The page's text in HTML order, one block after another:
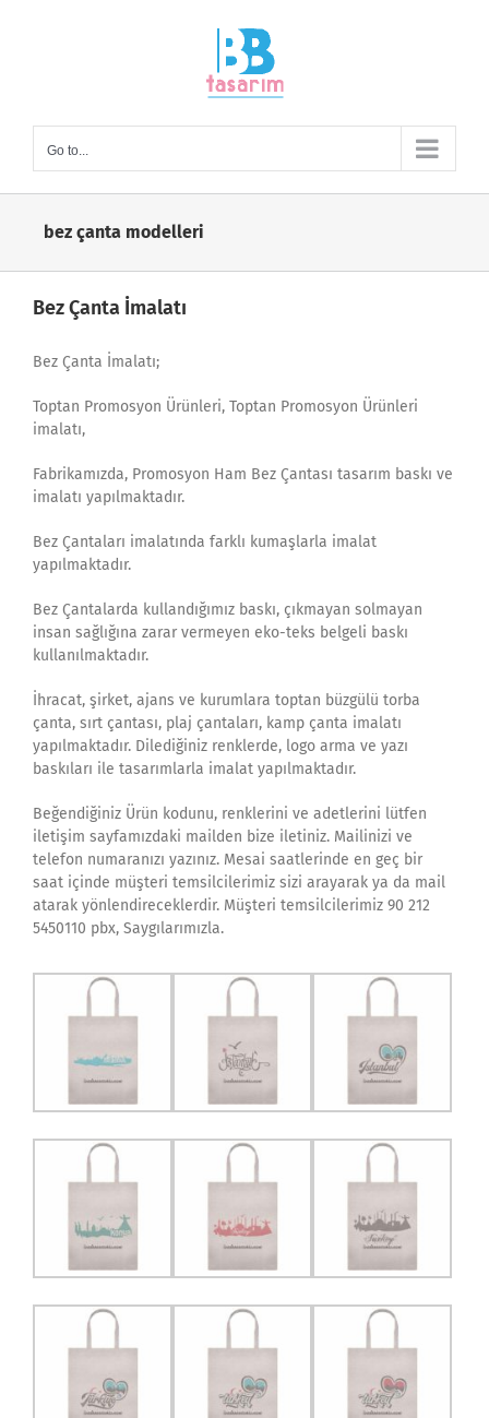
Go to...
bez çanta modelleri
Bez Çanta İmalatı
Bez Çanta İmalatı;
Toptan Promosyon Ürünleri, Toptan Promosyon Ürünleri
imalatı,
Fabrikamızda, Promosyon Ham Bez Çantası tasarım baskı ve
imalatı yapılmaktadır.
Bez Çantaları imalatında farklı kumaşlarla imalat
yapılmaktadır.
Bez Çantalarda kullandığımız baskı, çıkmayan solmayan
insan sağlığına zarar vermeyen eko-teks belgeli baskı
kullanılmaktadır.
İhracat, şirket, ajans ve kurumlara toptan büzgülü torba
çanta, sırt çantası, plaj çantaları, kamp çanta imalatı
yapılmaktadır. Dilediğiniz renklerde, logo arma ve yazı
baskıları ile tasarımlarla imalat yapılmaktadır.
Beğendiğiniz Ürün kodunu, renklerini ve adetlerini lütfen
iletişim sayfamızdaki mailden bize iletiniz. Mailinizi ve
telefon numaranızı yazınız. Mesai saatlerinde en geç bir
saat içinde müşteri temsilcilerimiz sizi arayarak ya da mail
atarak yönlendireceklerdir. Müşteri temsilcilerimiz 90 212
5450110 pbx, Saygılarımızla.